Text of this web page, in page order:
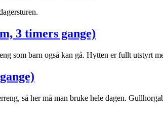
3 timers gange)
som barn også kan gå. Hytten er fullt utstyrt
så her må man bruke hele dagen.